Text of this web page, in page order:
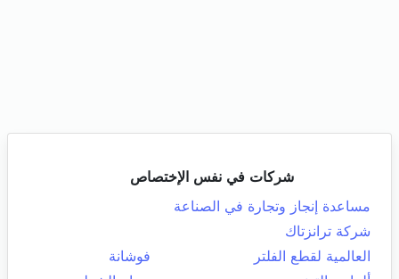
شركات في نفس الإختصاص
مساعدة إنجاز وتجارة في الصناعة
شركة ترانزتاك
العالمية لقطع الفلتر
فوشانة